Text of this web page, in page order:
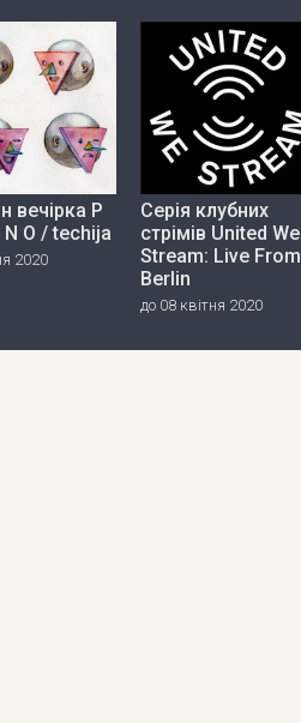
вечірка P
N O / techija
2020
Серія клубних
стрімів United We
Stream: Live From
Berlin
до 08 квітня 2020